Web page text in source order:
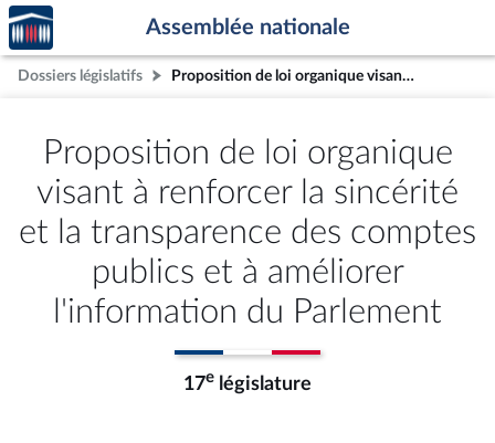
Aller au contenu
Aller en bas de la page
Accèder
à la
page
d'accueil
Assemblée nationale
Dossiers législatifs Proposition de loi organique visant à renforcer la sincérité et la transparence des comptes publics et à améliorer l'information du Parlement
Proposition de loi organique
visant à renforcer la sincérité
et la transparence des comptes
publics et à améliorer
l'information du Parlement
17e législature